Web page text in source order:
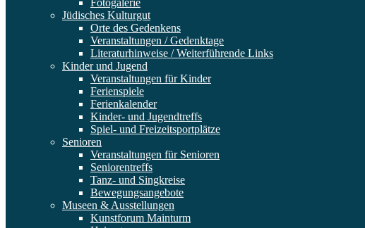
Fotogalerie
Jüdisches Kulturgut
Orte des Gedenkens
Veranstaltungen / Gedenktage
Literaturhinweise / Weiterführende Links
Kinder und Jugend
Veranstaltungen für Kinder
Ferienspiele
Ferienkalender
Kinder- und Jugendtreffs
Spiel- und Freizeitsportplätze
Senioren
Veranstaltungen für Senioren
Seniorentreffs
Tanz- und Singkreise
Bewegungsangebote
Museen & Ausstellungen
Kunstforum Mainturm